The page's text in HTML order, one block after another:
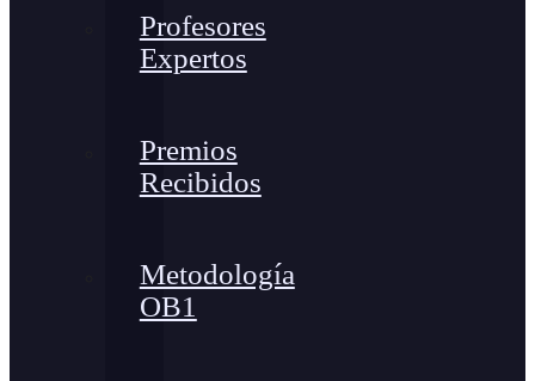
Profesores
Expertos
Premios
Recibidos
Metodología
OB1